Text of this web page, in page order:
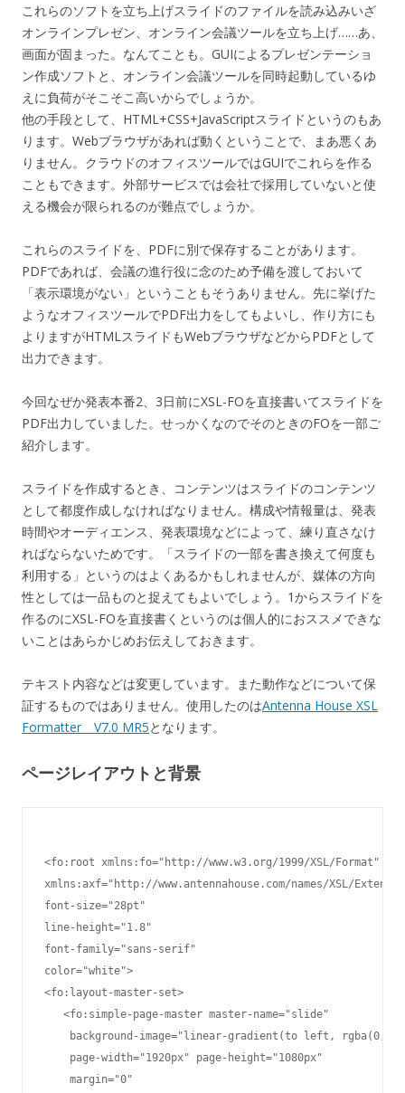
これらのソフトを立ち上げスライドのファイルを読み込みいざ
オンラインプレゼン、オンライン会議ツールを立ち上げ……あ、
画面が固まった。なんてことも。GUIによるプレゼンテーショ
ン作成ソフトと、オンライン会議ツールを同時起動しているゆ
えに負荷がそこそこ高いからでしょうか。
他の手段として、HTML+CSS+JavaScriptスライドというのもあ
ります。Webブラウザがあれば動くということで、まあ悪くあ
りません。クラウドのオフィスツールではGUIでこれらを作る
こともできます。外部サービスでは会社で採用していないと使
える機会が限られるのが難点でしょうか。
これらのスライドを、PDFに別で保存することがあります。
PDFであれば、会議の進行役に念のため予備を渡しておいて
「表示環境がない」ということもそうありません。先に挙げた
ようなオフィスツールでPDF出力をしてもよいし、作り方にも
よりますがHTMLスライドもWebブラウザなどからPDFとして
出力できます。
今回なぜか発表本番2、3日前にXSL-FOを直接書いてスライドを
PDF出力していました。せっかくなのでそのときのFOを一部ご
紹介します。
スライドを作成するとき、コンテンツはスライドのコンテンツ
として都度作成しなければなりません。構成や情報量は、発表
時間やオーディエンス、発表環境などによって、練り直さなけ
ればならないためです。「スライドの一部を書き換えて何度も
利用する」というのはよくあるかもしれませんが、媒体の方向
性としては一品ものと捉えてもよいでしょう。1からスライドを
作るのにXSL-FOを直接書くというのは個人的におススメできな
いことはあらかじめお伝えしておきます。
テキスト内容などは変更しています。また動作などについて保
証するものではありません。使用したのはAntenna House XSL
Formatter V7.0 MR5となります。
ページレイアウトと背景
<fo:root xmlns:fo="http://www.w3.org/1999/XSL/Format"
xmlns:axf="http://www.antennahouse.com/names/XSL/
font-size="28pt"
line-height="1.8"
font-family="sans-serif"
color="white">
<fo:layout-master-set>
<fo:simple-page-master master-name="slide"
background-image="linear-gradient(to left, rgba(0,0,0,
page-width="1920px" page-height="1080px"
    margin="0"